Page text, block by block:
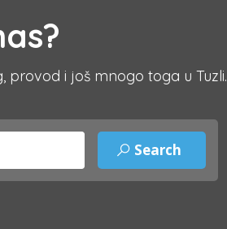
provod i još mnogo toga u Tuzli.